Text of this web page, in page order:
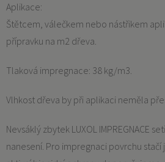
Aplikace:
Štětcem, válečkem nebo nástřikem
přípravku na m2 dřeva.
Tlaková impregnace: 38 kg/m3.
Vlhkost dřeva by při aplikaci neměla
Nevsáklý zbytek LUXOL IMPREGNACE
nanesení. Pro impregnaci povrchu